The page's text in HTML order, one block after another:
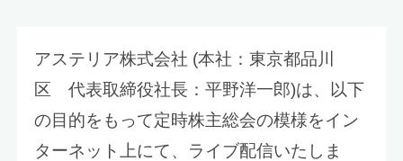
アステリア株式会社 (本社：東京都品川
区 代表取締役社長：平野洋一郎)は、以下
の目的をもって定時株主総会の模様をイン
ターネット上にて、ライブ配信いたしま